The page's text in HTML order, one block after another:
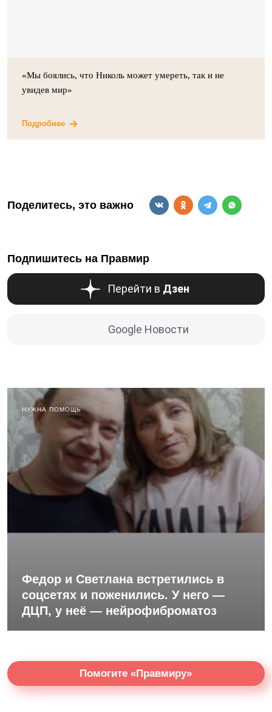
«Мы боялись, что Николь может умереть, так и не
увидев мир»
Подробнее
Поделитесь, это важно
Подпишитесь на Правмир
Перейти в Дзен
Google Новости
НУЖНА ПОМОЩЬ
Федор и Светлана встретились в
соцсетях и поженились. У него —
ДЦП, у неё — нейрофиброматоз
Помогите «Правмиру»